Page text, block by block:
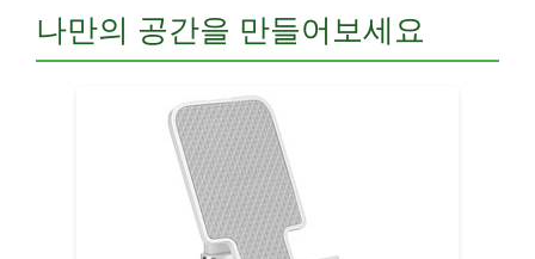
나만의 공간을 만들어보세요